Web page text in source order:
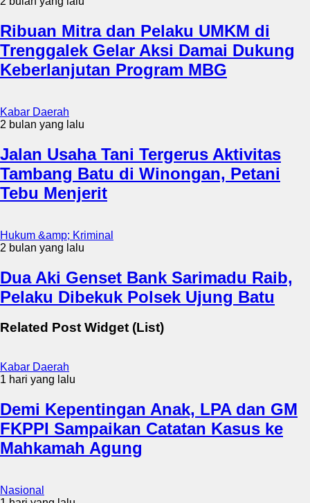
Ribuan Mitra dan Pelaku UMKM di
Trenggalek Gelar Aksi Damai Dukung
Keberlanjutan Program MBG
Kabar Daerah
2 bulan yang lalu
Jalan Usaha Tani Tergerus Aktivitas
Tambang Batu di Winongan, Petani
Tebu Menjerit
Hukum &amp; Kriminal
2 bulan yang lalu
Dua Aki Genset Bank Sarimadu Raib,
Pelaku Dibekuk Polsek Ujung Batu
Related Post Widget (List)
Kabar Daerah
1 hari yang lalu
Demi Kepentingan Anak, LPA dan GM
FKPPI Sampaikan Catatan Kasus ke
Mahkamah Agung
Nasional